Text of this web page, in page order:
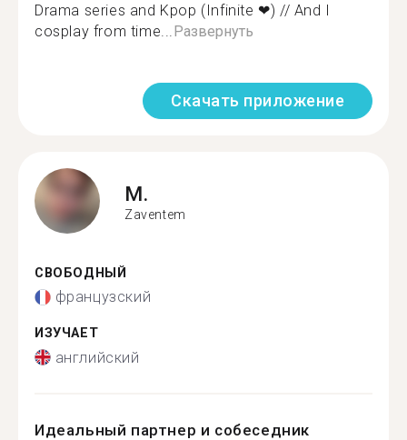
Drama series and Kpop (Infinite ❤) // And I
cosplay from time... Развернуть
Скачать приложение
M.
Zaventem
СВОБОДНЫЙ
французский
ИЗУЧАЕТ
английский
Идеальный партнер и собеседник